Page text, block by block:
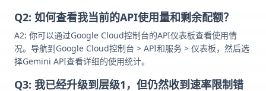
Q2: 如何查看我当前的API使用量和剩余配额？
A2: 你可以通过Google Cloud控制台的API仪表板查看使用情
况。导航到Google Cloud控制台 > API和服务 > 仪表板，然后选
择Gemini API查看详细的使用统计。
Q3: 我已经升级到层级1，但仍然收到速率限制错